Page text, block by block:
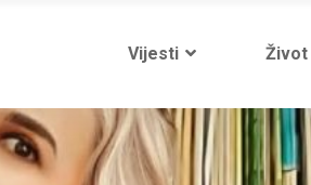
Vijesti Život